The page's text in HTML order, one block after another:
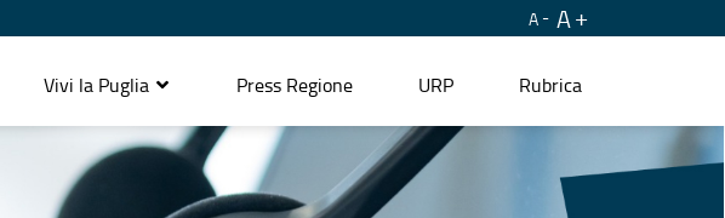
A A
Vivi la Puglia Press Regione URP Rubrica